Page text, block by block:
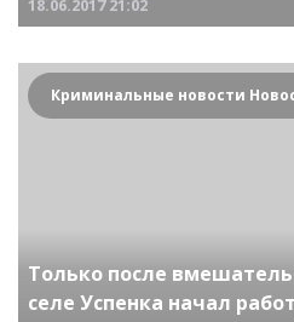
18.06.2017 21:02
Только после
селе Успенка начал